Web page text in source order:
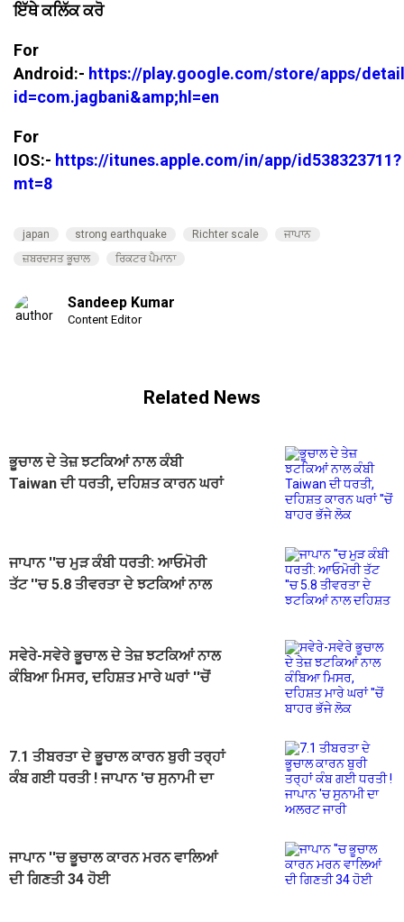
ਇੱਥੇ ਕਲਿੱਕ ਕਰੋ
For
Android:- https://play.google.com/store/apps/
id=com.jagbani&amp;hl=en
For
IOS:- https://itunes.apple.com/in/app/id538323711?
mt=8
japan strong earthquake Richter scale
ਜਾਪਾਨ
ਜ਼ਬਰਦਸਤ ਭੂਚਾਲ
ਰਿਕਟਰ ਪੈਮਾਨਾ
Sandeep Kumar
Content Editor
Related News
ਭੂਚਾਲ ਦੇ ਤੇਜ਼ ਝਟਕਿਆਂ ਨਾਲ ਕੰਬੀ
Taiwan ਦੀ ਧਰਤੀ, ਦਹਿਸ਼ਤ ਕਾਰਨ ਘਰਾਂ
ਜਾਪਾਨ ''ਚ ਮੁੜ ਕੰਬੀ ਧਰਤੀ: ਆਓਮੋਰੀ
ਤੱਟ ''ਚ 5.8 ਤੀਵਰਤਾ ਦੇ ਝਟਕਿਆਂ ਨਾਲ
ਸਵੇਰੇ-ਸਵੇਰੇ ਭੂਚਾਲ ਦੇ ਤੇਜ਼ ਝਟਕਿਆਂ ਨਾਲ
ਕੰਬਿਆ ਮਿਸਰ, ਦਹਿਸ਼ਤ ਮਾਰੇ ਘਰਾਂ ''ਚੋਂ
7.1 ਤੀਬਰਤਾ ਦੇ ਭੂਚਾਲ ਕਾਰਨ ਬੁਰੀ ਤਰ੍ਹਾਂ
ਕੰਬ ਗਈ ਧਰਤੀ ! ਜਾਪਾਨ 'ਚ ਸੁਨਾਮੀ ਦਾ
ਜਾਪਾਨ ''ਚ ਭੂਚਾਲ ਕਾਰਨ ਮਰਨ ਵਾਲਿਆਂ
ਦੀ ਗਿਣਤੀ 34 ਹੋਈ